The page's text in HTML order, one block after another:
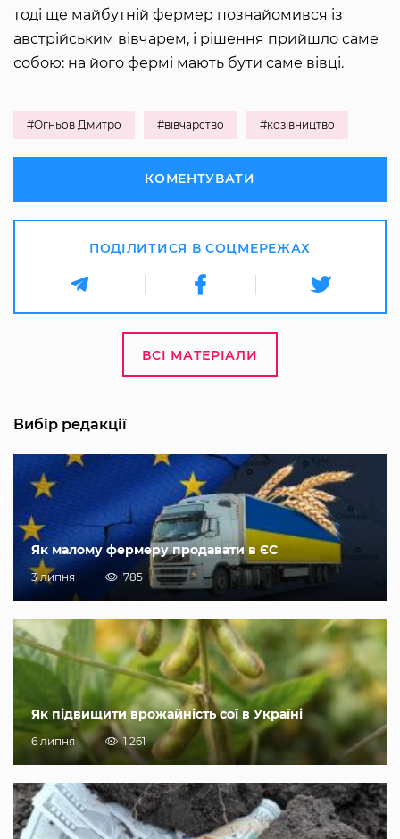
тоді ще майбутній фермер познайомився із
австрійським вівчарем, і рішення прийшло саме
собою: на його фермі мають бути саме вівці.
#Огньов Дмитро #вівчарство #козівництво
КОМЕНТУВАТИ
ПОДІЛИТИСЯ В СОЦМЕРЕЖАХ
ВСІ МАТЕРІАЛИ
Вибір редакції
Як малому фермеру продавати в ЄС
3 липня 785
Як підвищити врожайність сої в Україні
6 липня 1 261